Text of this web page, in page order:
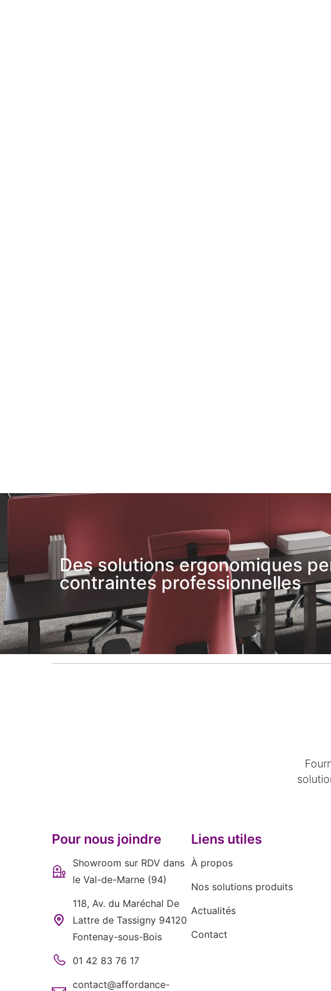
Des solutions ergonomiques
contraintes professionnelles
Pour nous joindre
Showroom sur RDV dans
le Val-de-Marne (94)
118, Av. du Maréchal De
Lattre de Tassigny 94120
Fontenay-sous-Bois
01 42 83 76 17
contact@affordance-
Liens utiles
À propos
Nos solutions produits
Actualités
Contact